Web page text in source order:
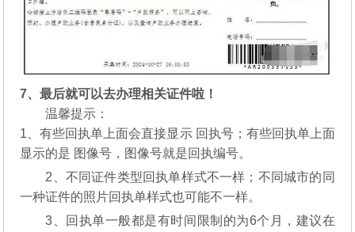
7、最后就可以去办理相关证件啦！
温馨提示：
1、有些回执单上面会直接显示 回执号；有些回执单上面
显示的是 图像号，图像号就是回执编号。
2、不同证件类型回执单样式不一样；不同城市的同
一种证件的照片回执单样式也可能不一样。
3、回执单一般都是有时间限制的为6个月，建议在